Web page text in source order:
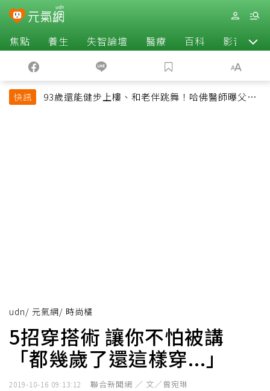
焦點 養生 失智論壇 醫療 百科 影音
快訊
93歲還能健步上樓、和老伴跳舞！哈佛醫師曝父親
udn/ 元氣網/ 時尚橘
5招穿搭術 讓你不怕被講
「都幾歲了還這樣穿...」
2019-10-16 09:13:12 聯合新聞網 ／ 文／曾宛琳